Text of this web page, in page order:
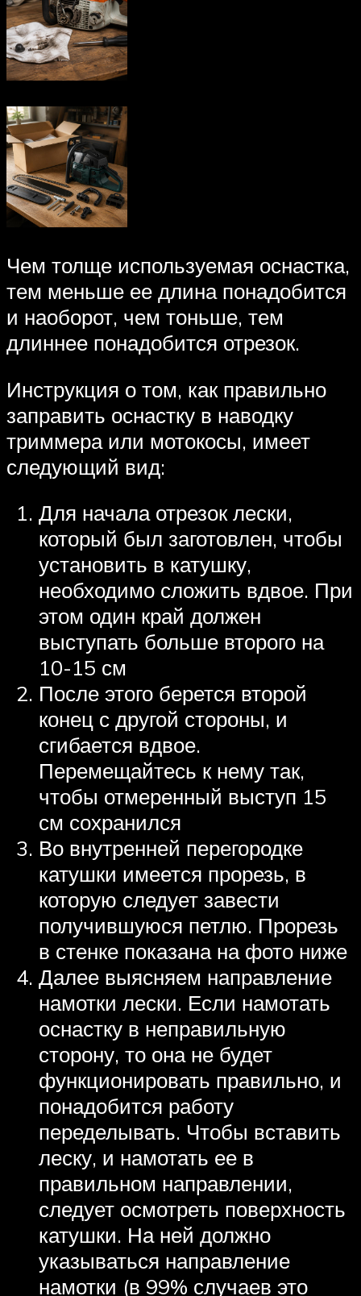
Чем толще используемая оснастка,
тем меньше ее длина понадобится
и наоборот, чем тоньше, тем
длиннее понадобится отрезок.
Инструкция о том, как правильно
заправить оснастку в наводку
триммера или мотокосы, имеет
следующий вид:
Для начала отрезок лески,
который был заготовлен, чтобы
установить в катушку,
необходимо сложить вдвое. При
этом один край должен
выступать больше второго на
10-15 см
После этого берется второй
конец с другой стороны, и
сгибается вдвое.
Перемещайтесь к нему так,
чтобы отмеренный выступ 15
см сохранился
Во внутренней перегородке
катушки имеется прорезь, в
которую следует завести
получившуюся петлю. Прорезь
в стенке показана на фото ниже
Далее выясняем направление
намотки лески. Если намотать
оснастку в неправильную
сторону, то она не будет
функционировать правильно, и
понадобится работу
переделывать. Чтобы вставить
леску, и намотать ее в
правильном направлении,
следует осмотреть поверхность
катушки. На ней должно
указываться направление
намотки (в 99% случаев это